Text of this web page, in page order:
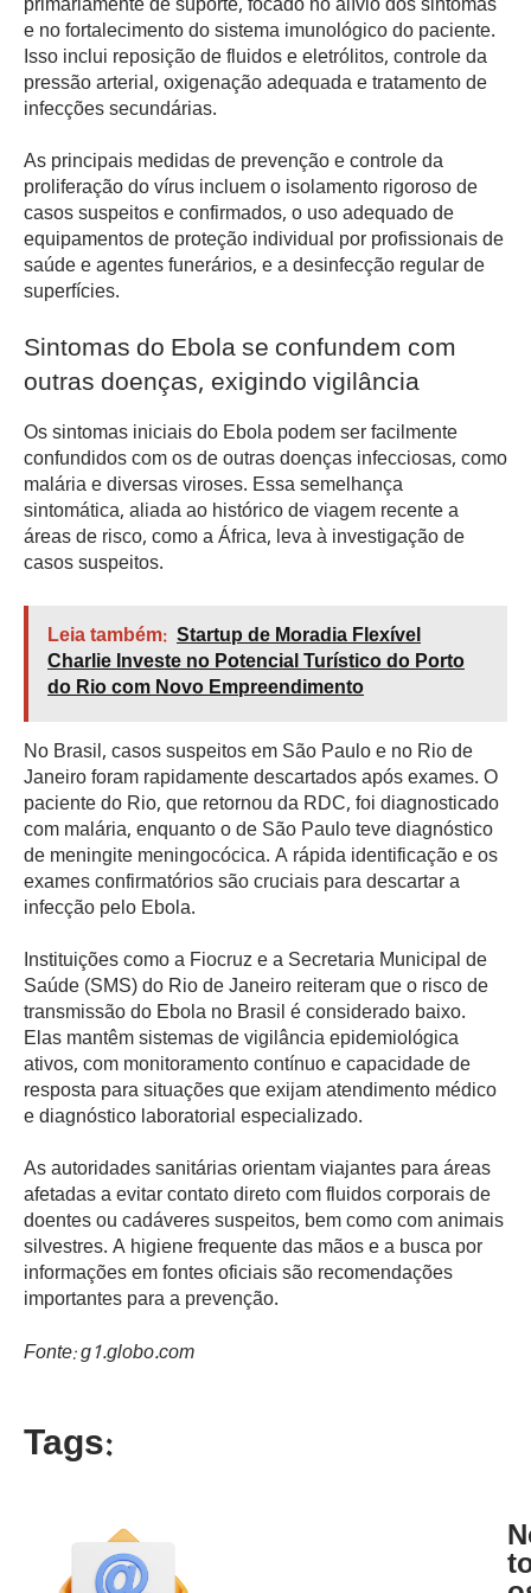
e no fortalecimento do sistema imunológico do paciente.
Isso inclui reposição de fluidos e eletrólitos, controle da
pressão arterial, oxigenação adequada e tratamento de
infecções secundárias.
As principais medidas de prevenção e controle da
proliferação do vírus incluem o isolamento rigoroso de
casos suspeitos e confirmados, o uso adequado de
equipamentos de proteção individual por profissionais de
saúde e agentes funerários, e a desinfecção regular de
superfícies.
Sintomas do Ebola se confundem com
outras doenças, exigindo vigilância
Os sintomas iniciais do Ebola podem ser facilmente
confundidos com os de outras doenças infecciosas, como
malária e diversas viroses. Essa semelhança
sintomática, aliada ao histórico de viagem recente a
áreas de risco, como a África, leva à investigação de
casos suspeitos.
Leia também: Startup de Moradia Flexível
Charlie Investe no Potencial Turístico do Porto
do Rio com Novo Empreendimento
No Brasil, casos suspeitos em São Paulo e no Rio de
Janeiro foram rapidamente descartados após exames. O
paciente do Rio, que retornou da RDC, foi diagnosticado
com malária, enquanto o de São Paulo teve diagnóstico
de meningite meningocócica. A rápida identificação e os
exames confirmatórios são cruciais para descartar a
infecção pelo Ebola.
Instituições como a Fiocruz e a Secretaria Municipal de
Saúde (SMS) do Rio de Janeiro reiteram que o risco de
transmissão do Ebola no Brasil é considerado baixo.
Elas mantêm sistemas de vigilância epidemiológica
ativos, com monitoramento contínuo e capacidade de
resposta para situações que exijam atendimento médico
e diagnóstico laboratorial especializado.
As autoridades sanitárias orientam viajantes para áreas
afetadas a evitar contato direto com fluidos corporais de
doentes ou cadáveres suspeitos, bem como com animais
silvestres. A higiene frequente das mãos e a busca por
informações em fontes oficiais são recomendações
importantes para a prevenção.
Fonte: g1.globo.com
Tags: